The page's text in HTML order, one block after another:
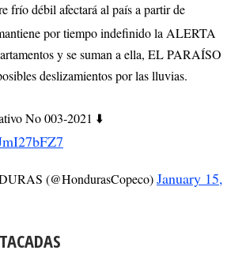
frío débil afectará al país a partir de
por tiempo indefinido la ALERTA
y se suman a ella, EL PARAÍSO
deslizamientos por las lluvias.
No 003-2021 ⬇️
(@HondurasCopeco)January 15,